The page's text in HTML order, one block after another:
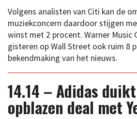
Volgens analisten van Citi kan de
muziekconcern daardoor stijgen
winst met 2 procent. Warner Music
gisteren op Wall Street ook ruim 8
bekendmaking van het nieuws.
14.14 – Adidas
opblazen deal met